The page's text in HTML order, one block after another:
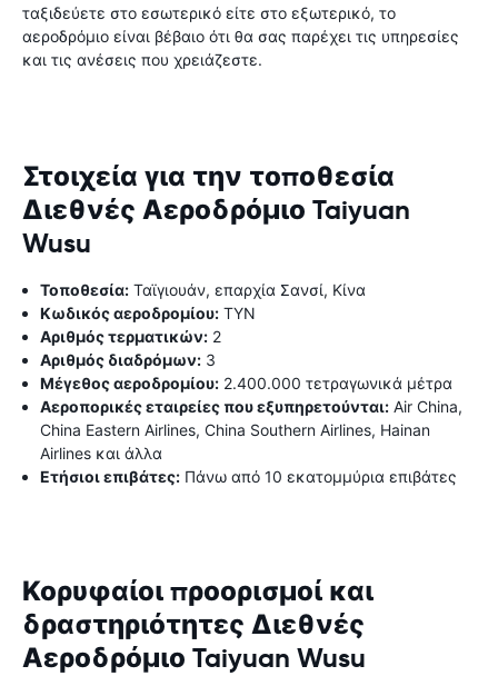
ταξιδεύετε στο εσωτερικό είτε στο εξωτερικό, το
αεροδρόμιο είναι βέβαιο ότι θα σας παρέχει τις υπηρεσίες
και τις ανέσεις που χρειάζεστε.
Στοιχεία για την τοποθεσία
Διεθνές Αεροδρόμιο Taiyuan
Wusu
Τοποθεσία: Ταϊγιουάν, επαρχία Σανσί, Κίνα
Κωδικός αεροδρομίου: TYN
Αριθμός τερματικών: 2
Αριθμός διαδρόμων: 3
Μέγεθος αεροδρομίου: 2.400.000 τετραγωνικά μέτρα
Αεροπορικές εταιρείες που εξυπηρετούνται: Air China,
China Eastern Airlines, China Southern Airlines, Hainan
Airlines και άλλα
Ετήσιοι επιβάτες: Πάνω από 10 εκατομμύρια επιβάτες
Κορυφαίοι προορισμοί και
δραστηριότητες Διεθνές
Αεροδρόμιο Taiyuan Wusu